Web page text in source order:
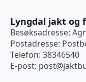
Lyngdal jakt og
Besøksadresse:
Postadresse:
Telefon: 38346540
E-post: